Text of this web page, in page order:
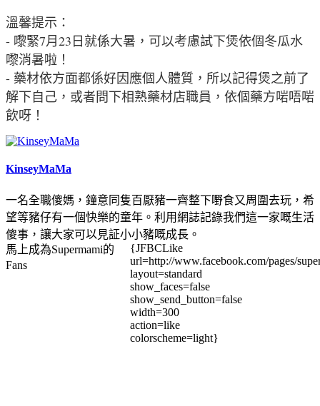
溫馨提示：
- 嚟緊7月23日就係大暑，可以考慮試下煲依個冬瓜水
嚟消暑啦！
- 藥材依方面都係好因應個人體質，所以記得煲之前了
解下自己，或者問下相熟藥材店職員，依個藥方啱唔啱
飲呀！
KinseyMaMa
一名全職傻媽，鐘意同隻百厭豬一齊整下嘢食又周圍去玩，希
望等豬仔有一個快樂的童年。利用網誌記錄我們這一家嘅生活
傻事，讓大家可以見証小小豬嘅成長。
馬上成為Supermami的
Fans
{JFBCLike
url=http://www.facebook.com/pages/
layout=standard
show_faces=false
show_send_button=false
width=300
action=like
colorscheme=light}